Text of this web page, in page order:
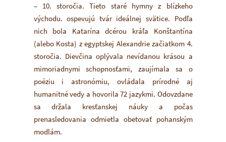
– 10. storočia. Tieto staré hymny z blízkeho
východu. ospevujú tvár ideálnej svätice. Podľa
nich bola Katarína dcérou kráľa Konštantína
(alebo Kosta) z egyptskej Alexandrie začiatkom 4.
storočia. Dievčina oplývala nevídanou krásou a
mimoriadnymi schopnosťami, zaujímala sa o
poéziu i astronómiu, ovládala prírodné aj
humanitné vedy a hovorila 72 jazykmi. Odovzdane
sa držala kresťanskej náuky a počas
prenasledovania odmietla obetovať pohanským
modlám.